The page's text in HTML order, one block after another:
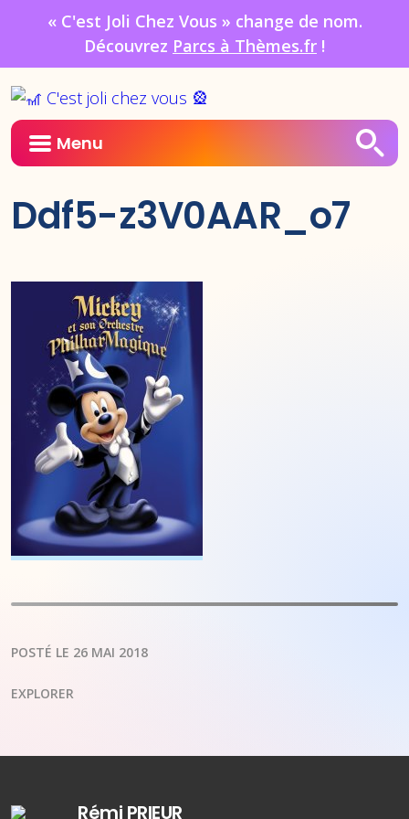
« C'est Joli Chez Vous » change de nom.
Découvrez Parcs à Thèmes.fr !
Menu
Ddf5-z3V0AAR_o7
POSTÉ LE 26 MAI 2018
EXPLORER
Rémi PRIEUR